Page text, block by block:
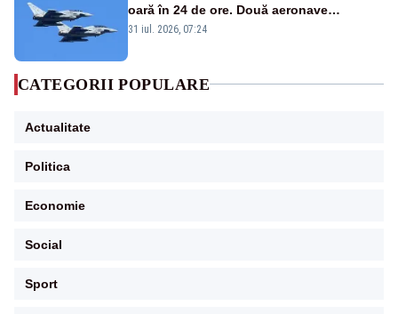
oară în 24 de ore. Două aeronave
Eurofighter britanice au fost ridicate de la
31 iul. 2026, 07:24
CATEGORII POPULARE
Actualitate
Politica
Economie
Social
Sport